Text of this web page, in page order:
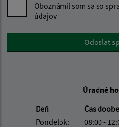
Oboznámil som sa so
údajov
Google reCaptcha ResponseOdoslať
Úradné
Deň
Čas
Pondelok:
08:00 -